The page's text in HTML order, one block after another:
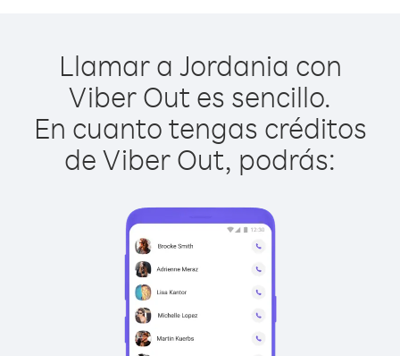
Llamar a Jordania con
Viber Out es sencillo.
En cuanto tengas créditos
de Viber Out, podrás: